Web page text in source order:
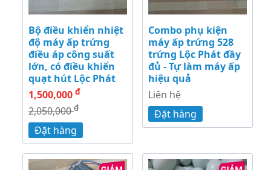
Bộ điều khiển nhiệt
độ máy ấp trứng
điều áp công suất
lớn, có điều khiển
quạt hút Lộc Phát
1,500,000 đ
2,050,000đ
Đặt hàng
Combo phụ kiện
máy ấp trứng 528
trứng Lộc Phát đầy
đủ - Tự làm máy ấp
hiệu quả
Liên hệ
Đặt hàng